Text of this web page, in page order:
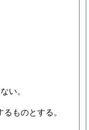
い。
ものとする。